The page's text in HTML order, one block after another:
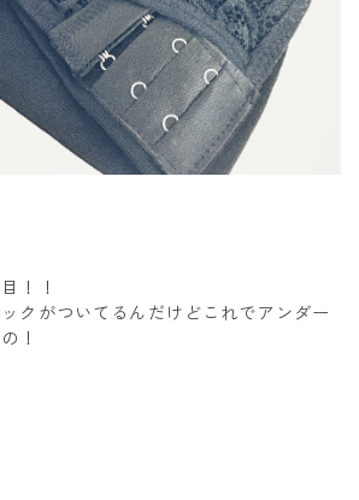
！！
クがついてるんだけどこれでアンダー
！